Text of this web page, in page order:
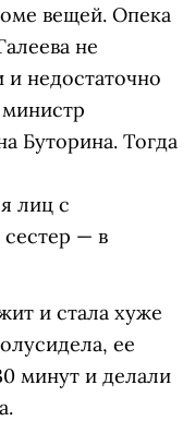
вещей. Опека
не
и недостаточно
министр
Буторина. Тогда
лиц с
— в
и стала хуже
ее
минут и делали